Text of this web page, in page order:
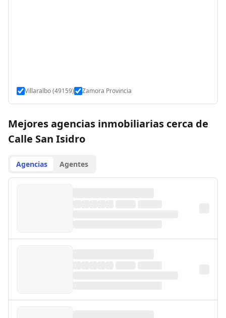
Villaralbo (49159) Zamora Provincia
Mejores agencias inmobiliarias cerca de
Calle San Isidro
Agencias Agentes